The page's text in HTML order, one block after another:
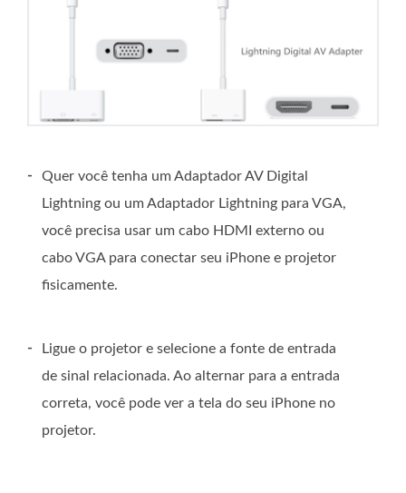
-
Quer você tenha um Adaptador AV Digital
Lightning ou um Adaptador Lightning para VGA,
você precisa usar um cabo HDMI externo ou
cabo VGA para conectar seu iPhone e projetor
fisicamente.
-
Ligue o projetor e selecione a fonte de entrada
de sinal relacionada. Ao alternar para a entrada
correta, você pode ver a tela do seu iPhone no
projetor.